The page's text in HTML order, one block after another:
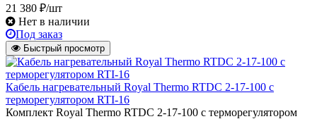
21 380 ₽/шт
Нет в наличии
Под заказ
Быстрый просмотр
Кабель нагревательный Royal Thermo RTDC 2-17-100 с
терморегулятором RTI-16
Комплект Royal Thermo RTDC 2-17-100 с терморегулятором